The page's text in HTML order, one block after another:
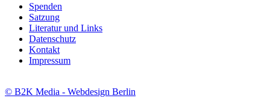
Spenden
Satzung
Literatur und Links
Datenschutz
Kontakt
Impressum
© B2K Media - Webdesign Berlin